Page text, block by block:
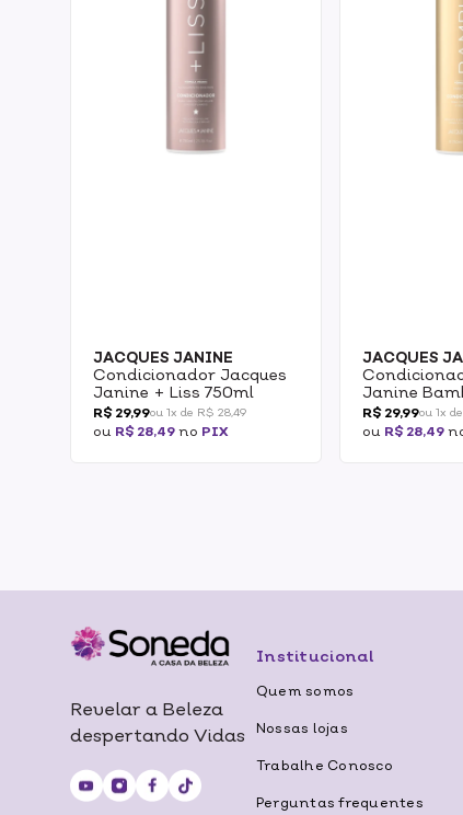
JACQUES JANINE
Condicionador Jacques
Janine + Liss 750ml
R$ 29,99ou 1x de R$ 28,49
ou R$ 28,49 no PIX
JACQUES
Janine
R$ 29,99ou 1x
ou R$ 28,49
Revelar a Beleza
despertando Vidas
Institucional
Quem somos
Nossas lojas
Trabalhe Conosco
Perguntas frequentes